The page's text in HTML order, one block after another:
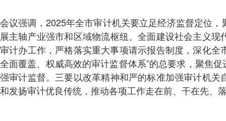
会议强调，2025年全市审计机关要立足经济监督定位
展主轴产业强市和区域物流枢纽、全面建设社会主义
审计办工作，严格落实重大事项请示报告制度，深化全
全面覆盖、权威高效的审计监督体系”的总要求，聚焦
强审计监督。三要以改革精神和严的标准加强审计机
和发扬审计优良传统，推动各项工作走在前、干在先、